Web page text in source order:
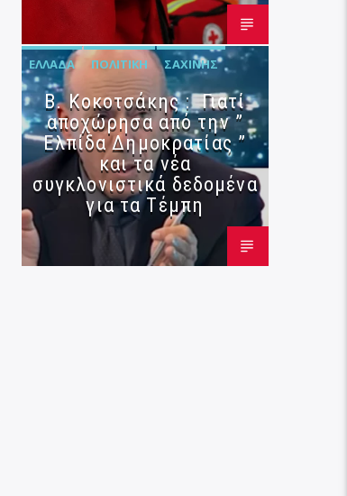
ΕΛΛΆΔΑ ΠΟΛΙΤΙΚΉ ΣΑΧΊΝΗΣ
Β. Κοκοτσάκης : Γιατί
αποχώρησα από την ”
Ελπίδα Δημοκρατίας ”
και τα νέα
συγκλονιστικά δεδομένα
για τα Τέμπη